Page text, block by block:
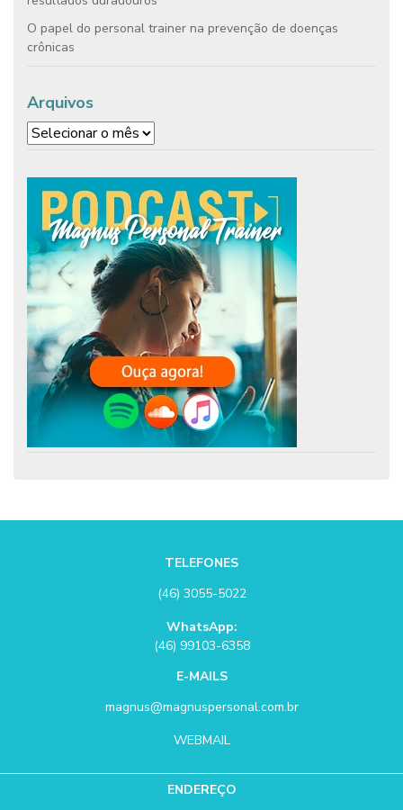
O papel do personal trainer na prevenção de doenças
crônicas
Arquivos
Arquivos
TELEFONES
(46) 3055-5022
WhatsApp:
(46) 99103-6358
E-MAILS
magnus@magnuspersonal.com.br
WEBMAIL
ENDEREÇO